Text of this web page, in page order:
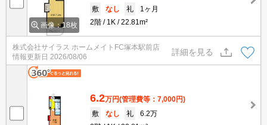
画像：18枚
敷
なし 礼
1ヶ月
2階
1K 22.81m²
株式会社サイラス ホームメイトFC塚本駅前店
情報更新日 2026/08/06
詳細を見る
6.2万円(管理費等：7,000円)
敷
なし 礼
6.2万